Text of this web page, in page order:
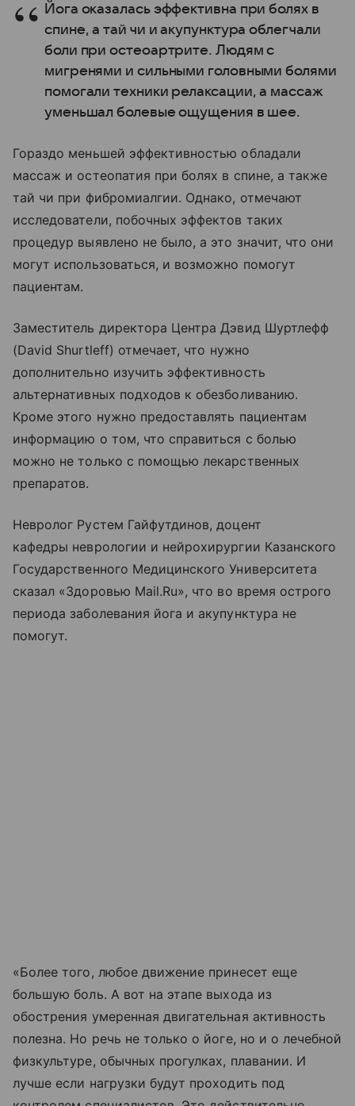
Йога оказалась эффективна при болях в
спине, а тай чи и акупунктура облегчали
боли при остеоартрите. Людям с
мигренями и сильными головными болями
помогали техники релаксации, а массаж
уменьшал болевые ощущения в шее.
Гораздо меньшей эффективностью обладали
массаж и остеопатия при болях в спине, а также
тай чи при фибромиалгии. Однако, отмечают
исследователи, побочных эффектов таких
процедур выявлено не было, а это значит, что они
могут использоваться, и возможно помогут
пациентам.
Заместитель директора Центра Дэвид Шуртлефф
(David Shurtleff) отмечает, что нужно
дополнительно изучить эффективность
альтернативных подходов к обезболиванию.
Кроме этого нужно предоставлять пациентам
информацию о том, что справиться с болью
можно не только с помощью лекарственных
препаратов.
Невролог Рустем Гайфутдинов, доцент
кафедры неврологии и нейрохирургии Казанского
Государственного Медицинского Университета
сказал «Здоровью Mail.Ru», что во время острого
периода заболевания йога и акупунктура не
помогут.
«Более того, любое движение принесет еще
большую боль. А вот на этапе выхода из
обострения умеренная двигательная активность
полезна. Но речь не только о йоге, но и о лечебной
физкультуре, обычных прогулках, плавании. И
лучше если нагрузки будут проходить под